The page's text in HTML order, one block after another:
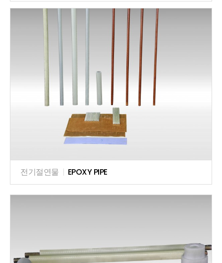
전기절연물 | EPOXY PIPE